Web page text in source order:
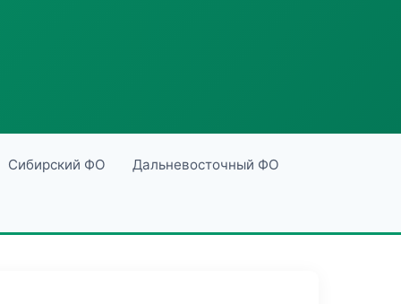
Сибирский ФО Дальневосточный ФО